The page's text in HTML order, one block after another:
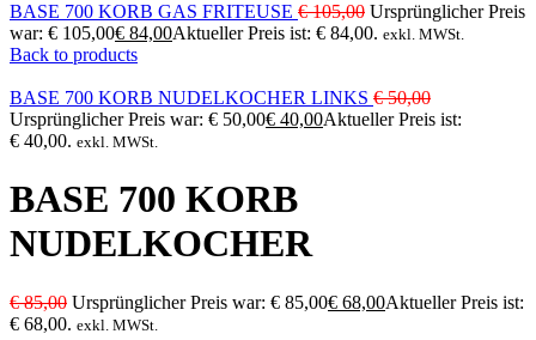
BASE 700 KORB GAS FRITEUSE €105,00 Ursprünglicher Preis
war: € 105,00€ 84,00Aktueller Preis ist: € 84,00. exkl. MWSt.
Back to products
BASE 700 KORB NUDELKOCHER LINKS €50,00
Ursprünglicher Preis war: € 50,00€ 40,00Aktueller Preis ist:
€ 40,00. exkl. MWSt.
BASE 700 KORB
NUDELKOCHER
€85,00 Ursprünglicher Preis war: € 85,00€ 68,00Aktueller Preis ist:
€ 68,00. exkl. MWSt.